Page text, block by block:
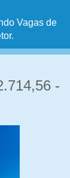
Vagas de
-